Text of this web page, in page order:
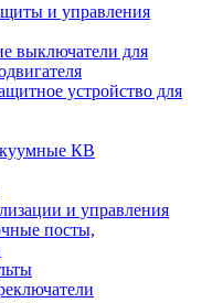
и управления
выключатели для
устройство для
КВ
и управления
посты,